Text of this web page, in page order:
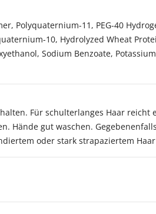
Polyquaternium-11, PEG-40
10, Hydrolyzed Wheat
Sodium Benzoate,
Für schulterlanges Haar
Hände gut waschen.
oder stark strapaziertem